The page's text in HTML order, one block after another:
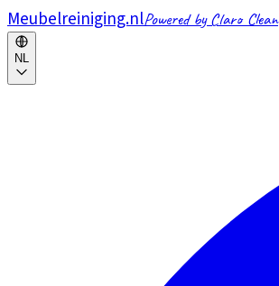
Meubelreiniging.nlPowered by Claro Clean
NL